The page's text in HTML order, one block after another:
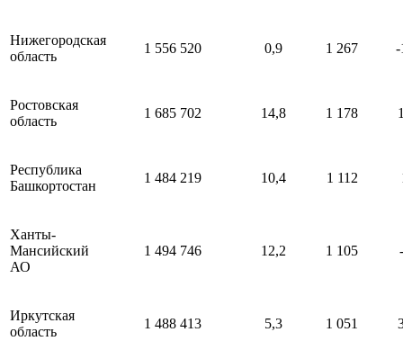
Нижегородская
область
1 556 520 0,9 1 267 -
Ростовская
область
1 685 702 14,8 1 178
Республика
Башкортостан
1 484 219 10,4 1 112
Ханты-
Мансийский
АО
1 494 746 12,2 1 105
Иркутская
область
1 488 413 5,3 1 051